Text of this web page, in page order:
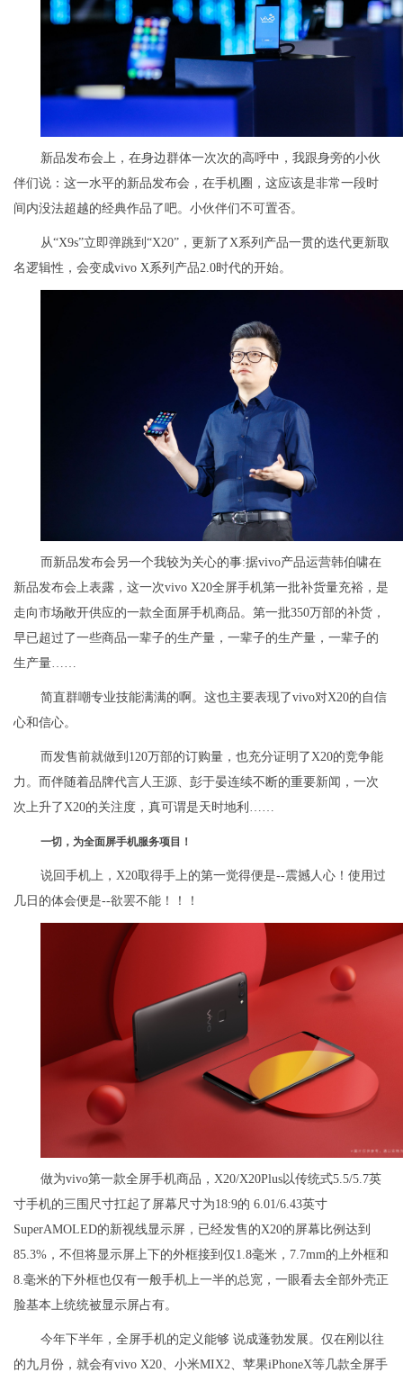
新品发布会上，在身边群体一次次的高呼中，我跟身旁的小伙
伴们说：这一水平的新品发布会，在手机圈，这应该是非常一段时
间内没法超越的经典作品了吧。小伙伴们不可置否。
从“X9s”立即弹跳到“X20”，更新了X系列产品一贯的迭代更新取
名逻辑性，会变成vivo X系列产品2.0时代的开始。
而新品发布会另一个我较为关心的事:据vivo产品运营韩伯啸在
新品发布会上表露，这一次vivo X20全屏手机第一批补货量充裕，是
走向市场敞开供应的一款全面屏手机商品。第一批350万部的补货，
早已超过了一些商品一辈子的生产量，一辈子的生产量，一辈子的
生产量……
简直群嘲专业技能满满的啊。这也主要表现了vivo对X20的自信
心和信心。
而发售前就做到120万部的订购量，也充分证明了X20的竞争能
力。而伴随着品牌代言人王源、彭于晏连续不断的重要新闻，一次
次上升了X20的关注度，真可谓是天时地利……
一切，为全面屏手机服务项目！
说回手机上，X20取得手上的第一觉得便是--震撼人心！使用过
几日的体会便是--欲罢不能！！！
做为vivo第一款全屏手机商品，X20/X20Plus以传统式5.5/5.7英
寸手机的三围尺寸扛起了屏幕尺寸为18:9的 6.01/6.43英寸
SuperAMOLED的新视线显示屏，已经发售的X20的屏幕比例达到
85.3%，不但将显示屏上下的外框接到仅1.8毫米，7.7mm的上外框和
8.毫米的下外框也仅有一般手机上一半的总宽，一眼看去全部外壳正
脸基本上统统被显示屏占有。
今年下半年，全屏手机的定义能够 说成蓬勃发展。仅在刚以往
的九月份，就会有vivo X20、小米MIX2、苹果iPhoneX等几款全屏手